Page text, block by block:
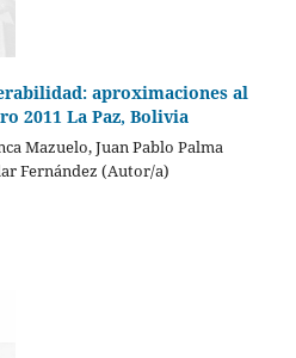
aproximaciones al
2011 La Paz, Bolivia
Mazuelo, Juan Pablo Palma
Fernández (Autor/a)